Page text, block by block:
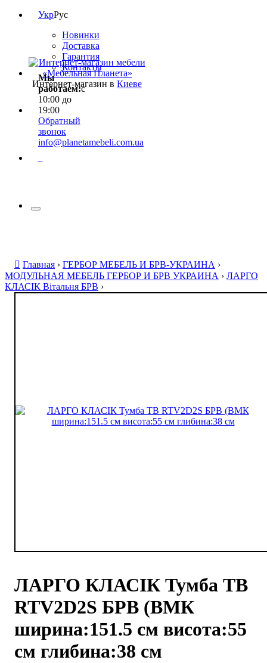
УкрРус
Новинки
Доставка
Гарантия
Контакты
Мы
работаем:с
10:00 до
19:00
Обратный
звонок
info@planetamebeli.com.ua
Интернет-магазин в Киеве
Главная › ГЕРБОР МЕБЕЛЬ И БРВ-УКРАИНА ›
МОДУЛЬНАЯ МЕБЕЛЬ ГЕРБОР И БРВ УКРАИНА › ЛАРГО
КЛАСIК Вітальня БРВ ›
ЛАРГО КЛАСIК Тумба ТВ
RTV2D2S БРВ (ВМК
ширина:151.5 см висота:55
см глибина:38 см